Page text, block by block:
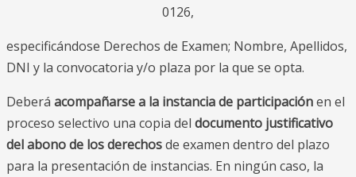
0126,
especificándose Derechos de Examen; Nombre, Apellidos,
DNI y la convocatoria y/o plaza por la que se opta.
Deberá acompañarse a la instancia de participaciónen el
proceso selectivo una copia del documento justificativo
del abono de los derechosde examen dentro del plazo
para la presentación de instancias. En ningún caso, la